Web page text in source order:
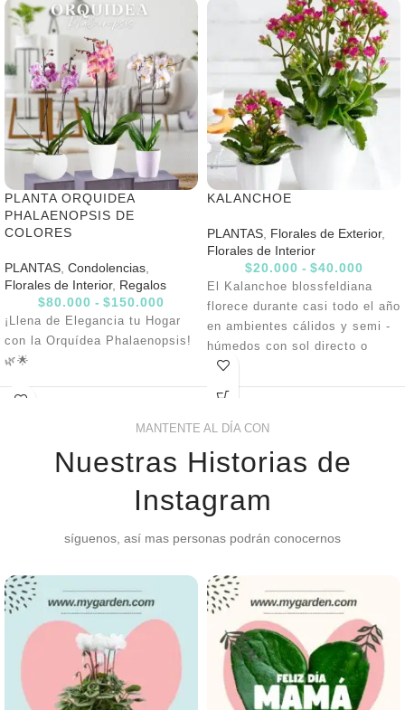
PLANTA ORQUIDEA
PHALAENOPSIS DE
COLORES
PLANTAS, Condolencias,
Florales de Interior, Regalos
$80.000 - $150.000
¡Llena de Elegancia tu Hogar
con la Orquídea Phalaenopsis!
🌿🌟
Tamaño perfecto:Altura de
varas y más de 7 flores por
planta. 💜
con la elegancia de la
¡Ordénala ahora y transforma
KALANCHOE
PLANTAS, Florales de Exterior,
Florales de Interior
$20.000 - $40.000
El Kalanchoe blossfeldiana
florece durante casi todo el año
en ambientes cálidos y semi -
húmedos con sol directo o
semi sombra, evitando
encharcamientos. El riego se
floración se debe abonar con
mantenimiento se hace
hojas marchitas.
MANTENTE AL DÍA CON
Nuestras Historias de
Instagram
síguenos, así mas personas podrán conocernos